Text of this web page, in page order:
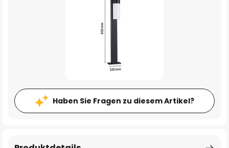
Haben Sie Fragen zu diesem Artikel?